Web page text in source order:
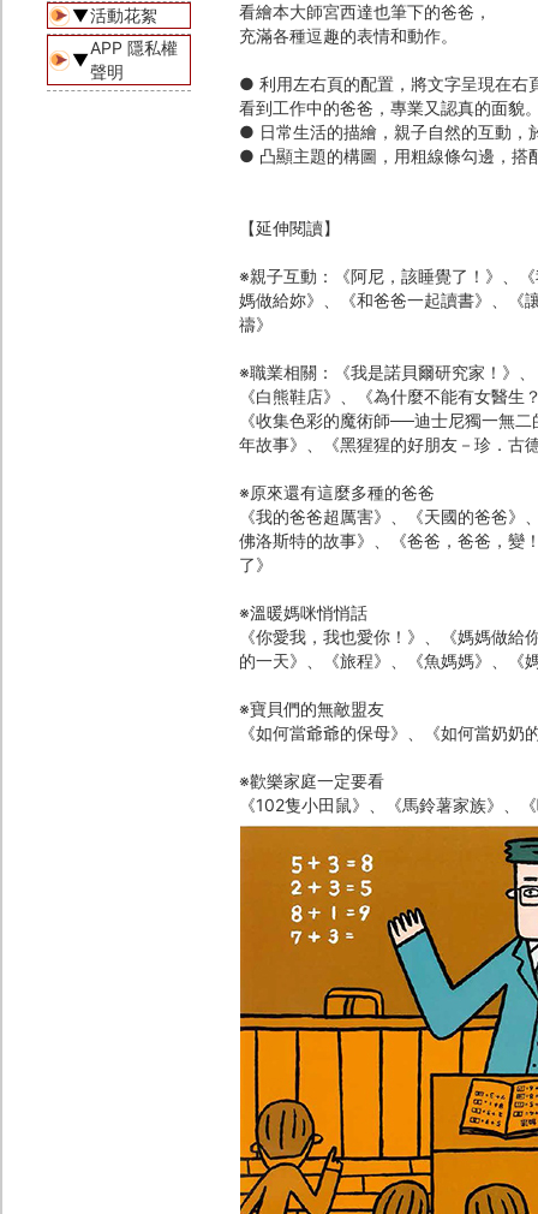
▼活動花絮
▼
APP 隱私權
聲明
看繪本大師宮西達也筆下的爸爸，
充滿各種逗趣的表情和動作。
● 利用左右頁的配置，將文字呈現在右
看到工作中的爸爸，專業又認真的面貌
● 日常生活的描繪，親子自然的互動，
● 凸顯主題的構圖，用粗線條勾邊，搭
【延伸閱讀】
※親子互動：《阿尼，該睡覺了！》、
媽做給妳》、《和爸爸一起讀書》、《
禱》
※職業相關：《我是諾貝爾研究家！》
《白熊鞋店》、《為什麼不能有女醫
《收集色彩的魔術師──迪士尼獨一無
年故事》、《黑猩猩的好朋友－珍．古
※原來還有這麼多種的爸爸
《我的爸爸超厲害》、《天國的爸爸
佛洛斯特的故事》、《爸爸，爸爸，變
了》
※溫暖媽咪悄悄話
《你愛我，我也愛你！》、《媽媽做
的一天》、《旅程》、《魚媽媽》、《
※寶貝們的無敵盟友
《如何當爺爺的保母》、《如何當奶
※歡樂家庭一定要看
《102隻小田鼠》、《馬鈴薯家族》、